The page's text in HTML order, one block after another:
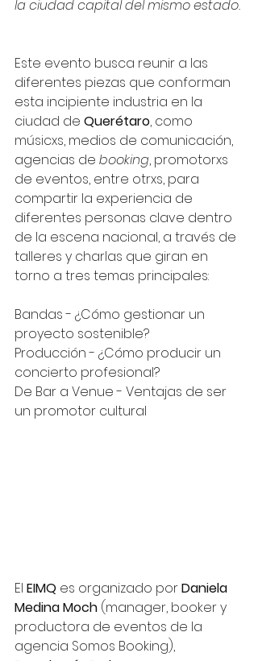
la ciudad capital del mismo estado.
Este evento busca reunir a las
diferentes piezas que conforman
esta incipiente industria en la
ciudad de Querétaro, como
músicxs, medios de comunicación,
agencias de booking, promotorxs
de eventos, entre otrxs, para
compartir la experiencia de
diferentes personas clave dentro
de la escena nacional, a través de
talleres y charlas que giran en
torno a tres temas principales:
Bandas - ¿Cómo gestionar un
proyecto sostenible?
Producción - ¿Cómo producir un
concierto profesional?
De Bar a Venue - Ventajas de ser
un promotor cultural
El EIMQ es organizado por Daniela
Medina Moch (manager, booker y
productora de eventos de la
agencia Somos Booking),